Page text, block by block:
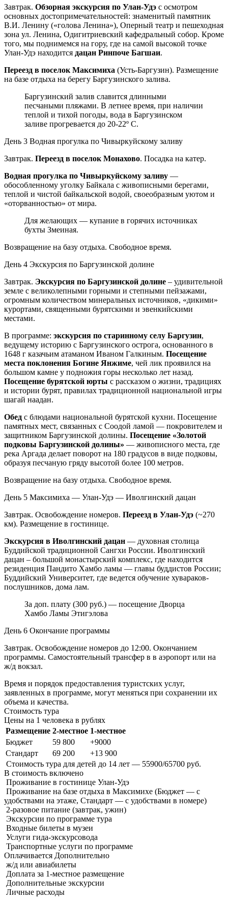
Завтрак. Обзорная экскурсия по Улан-Удэ с осмотром
основных достопримечательностей: знаменитый памятник
В.И. Ленину («голова Ленина»), Оперный театр и пешеходная
зона ул. Ленина, Одигитриевский кафедральный собор. Кроме
того, мы поднимемся на гору, где на самой высокой точке
Улан-Удэ находится дацан Ринпоче Багшаи.
Переезд в поселок Максимиха (Усть-Баргузин). Размещение
на базе отдыха на берегу Баргузинского залива.
Баргузинский залив славится длинными
песчаными пляжами. В летнее время, при наличии
теплой и тихой погоды, вода в Баргузинском
заливе прогревается до 20-22º С.
День 3 Водная прогулка по Чивыркуйскому заливу
Завтрак. Переезд в поселок Монахово. Посадка на катер.
Водная прогулка по Чивыркуйскому заливу —
обособленному уголку Байкала с живописными берегами,
теплой и чистой байкальской водой, своеобразным уютом и
«оторванностью» от мира.
Для желающих — купание в горячих источниках
бухты Змеиная.
Возвращение на базу отдыха. Свободное время.
День 4 Экскурсия по Баргузинской долине
Завтрак. Экскурсия по Баргузинской долине – удивительной
земле с великолепными горными и степными пейзажами,
огромным количеством минеральных источников, «дикими»
курортами, священными бурятскими и эвенкийскими
местами.
В программе: экскурсия по старинному селу Баргузин,
ведущему историю с Баргузинского острога, основанного в
1648 г казачьим атаманом Иваном Галкиным. Посещение
места поклонения Богине Янжиме, чей лик проявился на
большом камне у подножия горы несколько лет назад.
Посещение бурятской юрты с рассказом о жизни, традициях
и истории бурят, правилах традиционной национальной игры
шагай наадан.
Обед с блюдами национальной бурятской кухни. Посещение
памятных мест, связанных с Соодой ламой — покровителем и
защитником Баргузинской долины. Посещение «Золотой
подковы Баргузинской долины» — живописного места, где
река Аргада делает поворот на 180 градусов в виде подковы,
образуя песчаную гряду высотой более 100 метров.
Возвращение на базу отдыха. Свободное время.
День 5 Максимиха — Улан-Удэ — Иволгинский дацан
Завтрак. Освобождение номеров. Переезд в Улан-Удэ (~270
км). Размещение в гостинице.
Экскурсия в Иволгинский дацан — духовная столица
Буддийской традиционной Сангхи России. Иволгинский
дацан – большой монастырский комплекс, где находится
резиденция Пандито Хамбо ламы — главы буддистов России;
Буддийский Университет, где ведется обучение хувараков-
послушников, дома лам.
За доп. плату (300 руб.) — посещение Дворца
Хамбо Ламы Этигэлова
День 6 Окончание программы
Завтрак. Освобождение номеров до 12:00. Окончанием
программы. Самостоятельный трансфер в в аэропорт или на
ж/д вокзал.
Время и порядок предоставления туристских услуг,
заявленных в программе, могут меняться при сохранении их
объема и качества.
Стоимость тура
Цены на 1 человека в рублях
Размещение 2-местное 1-местное
Бюджет
59 800
+9000
Стандарт
69 200
+13 900
Стоимость тура для детей до 14 лет — 55900/65700 руб.
В стоимость включено
Проживание в гостинице Улан-Удэ
Проживание на базе отдыха в Максимихе (Бюджет — c
удобствами на этаже, Стандарт — с удобствами в номере)
2-разовое питание (завтрак, ужин)
Экскурсии по программе тура
Входные билеты в музеи
Услуги гида-экскурсовода
Транспортные услуги по программе
Оплачивается Дополнительно
ж/д или авиабилеты
Доплата за 1-местное размещение
Дополнительные экскурсии
Личные расходы